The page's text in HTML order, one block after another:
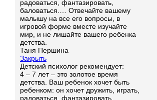
радоваться, фантазировать,
баловаться.… Отвечайте вашему
малышу на все его вопросы, в
игровой форме вместе изучайте
мир, и не лишайте вашего ребенка
детства.
Таня Першина
Закрыть
Детский психолог рекомендует:
4 – 7 лет – это золотое время
детства. Ваш ребенок хочет быть
ребенком: он хочет дружить, играть,
радоваться, фантазировать,